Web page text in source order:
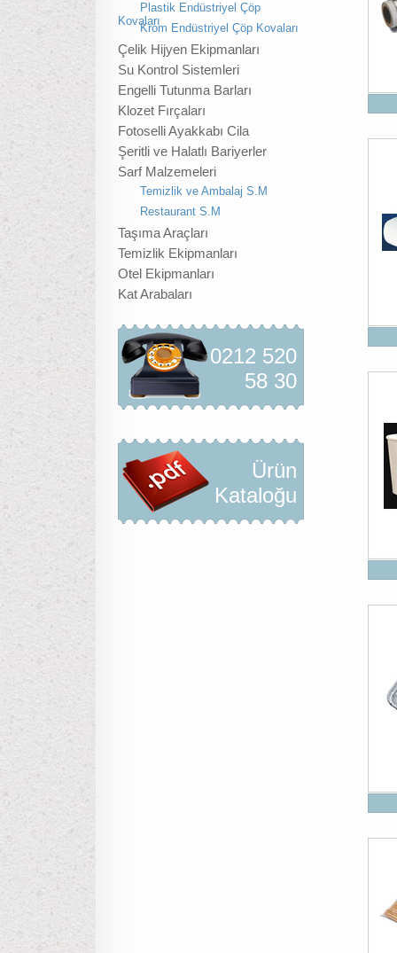
Plastik Endüstriyel Çöp
Kovaları
Krom Endüstriyel Çöp Kovaları
Çelik Hijyen Ekipmanları
Su Kontrol Sistemleri
Engelli Tutunma Barları
Klozet Fırçaları
Fotoselli Ayakkabı Cila
Şeritli ve Halatlı Bariyerler
Sarf Malzemeleri
Temizlik ve Ambalaj S.M
Restaurant S.M
Taşıma Araçları
Temizlik Ekipmanları
Otel Ekipmanları
Kat Arabaları
0212 520
58 30
Ürün
Kataloğu